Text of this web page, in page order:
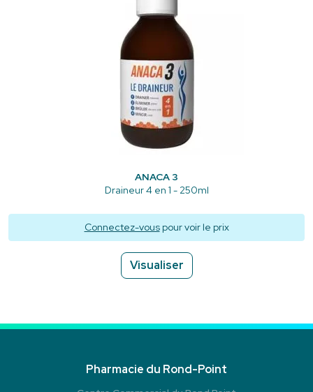
ANACA 3
Draineur 4 en 1 - 250ml
Connectez-vouspour voir le prix
Visualiser
Pharmacie du Rond-Point